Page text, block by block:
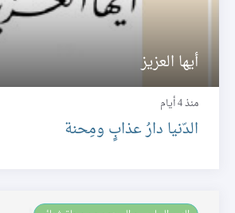
أيها العزيز
منذ 4 أيام
الدّنيا دارُ عذابٍ ومِحنة